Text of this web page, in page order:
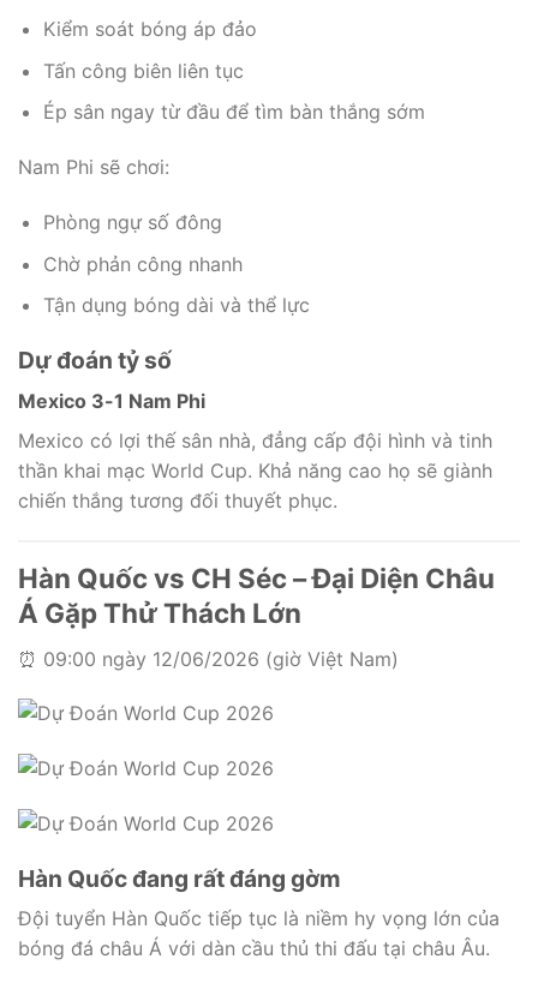
Kiểm soát bóng áp đảo
Tấn công biên liên tục
Ép sân ngay từ đầu để tìm bàn thắng sớm
Nam Phi sẽ chơi:
Phòng ngự số đông
Chờ phản công nhanh
Tận dụng bóng dài và thể lực
Dự đoán tỷ số
Mexico 3-1 Nam Phi
Mexico có lợi thế sân nhà, đẳng cấp đội hình và tinh
thần khai mạc World Cup. Khả năng cao họ sẽ giành
chiến thắng tương đối thuyết phục.
Hàn Quốc vs CH Séc – Đại Diện Châu
Á Gặp Thử Thách Lớn
⏰ 09:00 ngày 12/06/2026 (giờ Việt Nam)
Hàn Quốc đang rất đáng gờm
Đội tuyển Hàn Quốc tiếp tục là niềm hy vọng lớn của
bóng đá châu Á với dàn cầu thủ thi đấu tại châu Âu.